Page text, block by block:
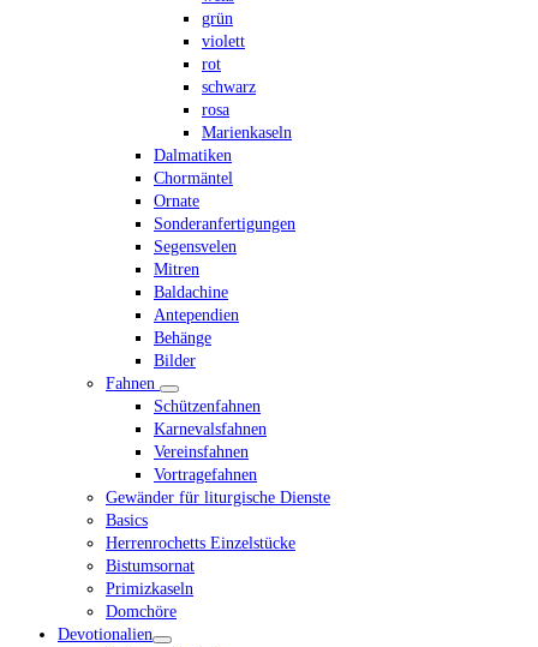
grün
violett
rot
schwarz
rosa
Marienkaseln
Dalmatiken
Chormäntel
Ornate
Sonderanfertigungen
Segensvelen
Mitren
Baldachine
Antependien
Behänge
Bilder
Fahnen
Schützenfahnen
Karnevalsfahnen
Vereinsfahnen
Vortragefahnen
Gewänder für liturgische Dienste
Basics
Herrenrochetts Einzelstücke
Bistumsornat
Primizkaseln
Domchöre
Devotionalien